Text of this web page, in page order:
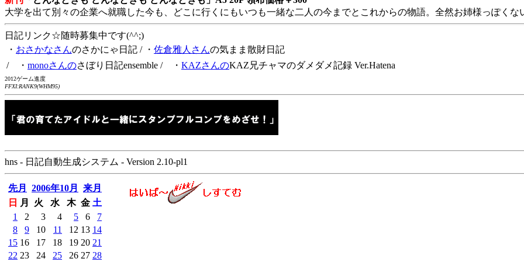
大学を出て別々の企業へ就職した今も、どこに行くにもいつも一緒な二人の今までとこれからの物語。全然お姉様っぽくな
日記リンク☆随時募集中です(^^;)
・ おさかなさんのさかにゃ日記 / ・ 佐倉雅人さんの気まま散財日記
/ ・ monoさんのさぼり日記ensemble / ・ KAZさんのKAZ兄チャマのダメダメ記録 Ver.Hatena
2012ゲーム進度
FFXI:RANK9(WHM95)
hns - 日記自動生成システム - Version 2.10-pl1
先月 2006年10月
来月
日
月 火 水 木 金 土
1
2 3 4 5 6
7
8
9 10 11 12 13 14
15 16 17 18 19 20 21
22 23 24 25 26 27 28